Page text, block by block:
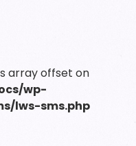
array offset on
wp-
lws-sms.php